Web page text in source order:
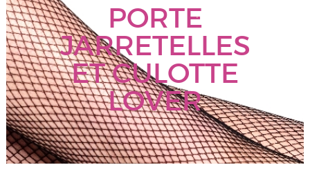
PORTE
JARRETELLES
ET CULOTTE
LOVER
CONTACT